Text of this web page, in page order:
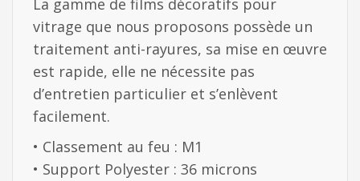
La gamme de films décoratifs pour
vitrage que nous proposons possède un
traitement anti-rayures, sa mise en œuvre
est rapide, elle ne nécessite pas
d’entretien particulier et s’enlèvent
facilement.
• Classement au feu : M1
• Support Polyester : 36 microns